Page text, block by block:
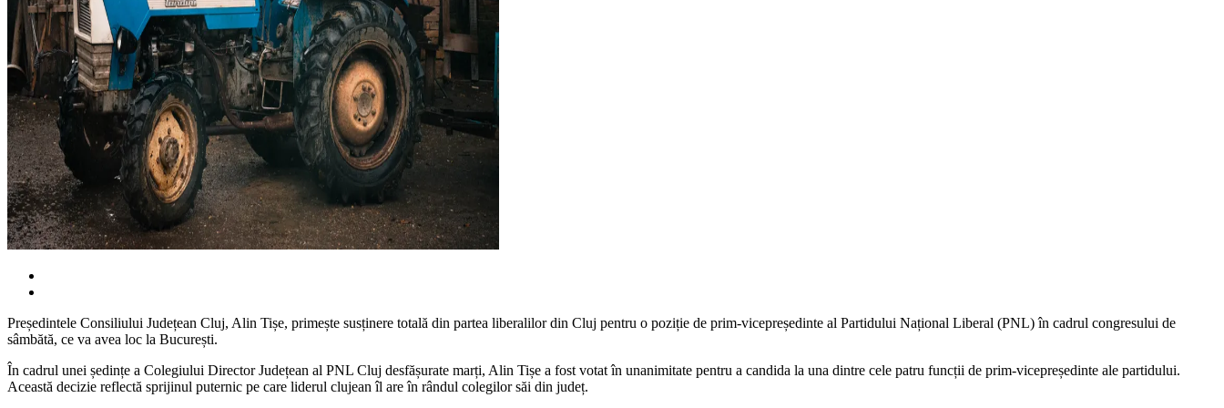
Președintele Consiliului Județean Cluj, Alin Tișe, primește susținere totală din partea liberalilor din Cluj pentru o poziție de prim-vicepreședinte al Partidului Național Liberal (PNL) în cadrul congresului de
sâmbătă, ce va avea loc la București.
În cadrul unei ședințe a Colegiului Director Județean al PNL Cluj desfășurate marți, Alin Tișe a fost votat în unanimitate pentru a candida la una dintre cele patru funcții de prim-vicepreședinte ale partidului.
Această decizie reflectă sprijinul puternic pe care liderul clujean îl are în rândul colegilor săi din județ.